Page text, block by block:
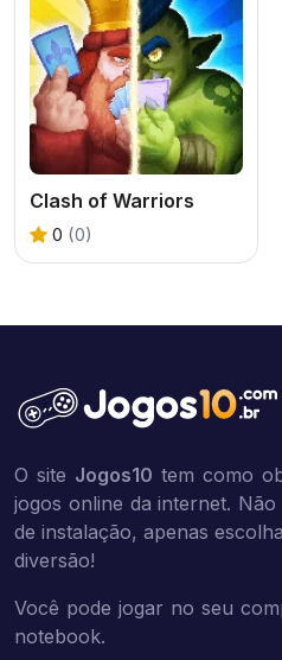
Clash of Warriors
0 (0)
O site Jogos10 tem como
jogos online da internet.
de instalação, apenas
diversão!
Você pode jogar no seu
notebook.